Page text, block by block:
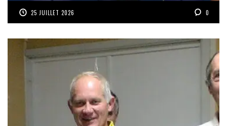
25 JUILLET 2026 0